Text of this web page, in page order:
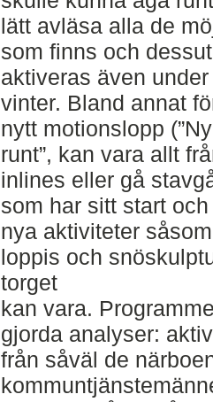
lätt avläsa alla de
som finns och
aktiveras även
vinter. Bland annat
nytt motionslopp
runt”, kan vara allt
inlines eller gå
som har sitt start
nya aktiviteter
loppis och
torget
kan vara.
gjorda analyser:
från såväl de